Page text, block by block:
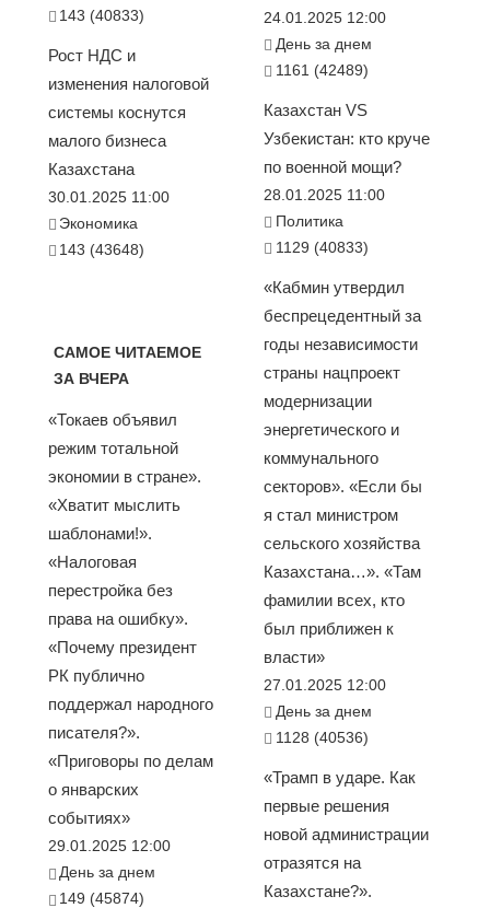
143 (40833)
Рост НДС и
изменения налоговой
системы коснутся
малого бизнеса
Казахстана
30.01.2025 11:00
Экономика
143 (43648)
САМОЕ ЧИТАЕМОЕ
ЗА ВЧЕРА
«Токаев объявил
режим тотальной
экономии в стране».
«Хватит мыслить
шаблонами!».
«Налоговая
перестройка без
права на ошибку».
«Почему президент
РК публично
поддержал народного
писателя?».
«Приговоры по делам
о январских
событиях»
29.01.2025 12:00
День за днем
149 (45874)
24.01.2025 12:00
День за днем
1161 (42489)
Казахстан VS
Узбекистан: кто круче
по военной мощи?
28.01.2025 11:00
Политика
1129 (40833)
«Кабмин утвердил
беспрецедентный за
годы независимости
страны нацпроект
модернизации
энергетического и
коммунального
секторов». «Если бы
я стал министром
сельского хозяйства
Казахстана…». «Там
фамилии всех, кто
был приближен к
власти»
27.01.2025 12:00
День за днем
1128 (40536)
«Трамп в ударе. Как
первые решения
новой администрации
отразятся на
Казахстане?».